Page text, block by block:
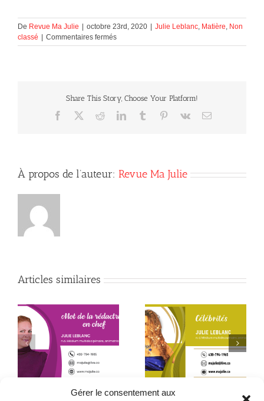
Gérer le consentement aux
De Revue Ma Julie octobre 23rd, 2020 Julie Leblanc, Matière, Non
classé
Commentaires ferméssur
Célébrité
Share This Story, Choose Your Platform!
Facebook RedditLinkedInTumblr Pinterest
Vk Courriel
À propos de l’auteur: Revue Ma Julie
Articles similaires
Début de la quatrième
année
Le père que mon âme
a choisi – 2ᵉ partie